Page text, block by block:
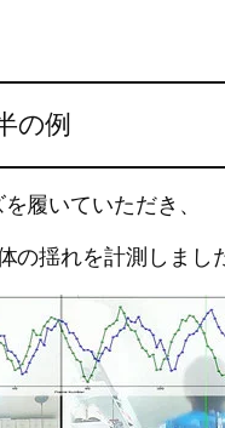
の例
履いていただき、
の揺れを計測しまし